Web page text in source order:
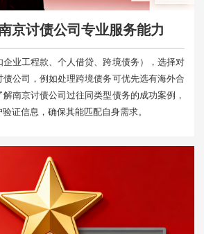
京讨债公司专业服务能力
业工程款、个人借贷、跨境债务），选择对
债公司，例如处理跨境债务可优先选有海外合
南京讨债公司过往同类型债务的成功案例，
证信息，确保其能匹配自身需求。